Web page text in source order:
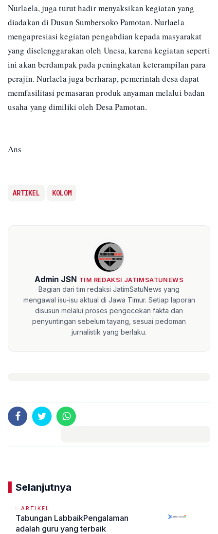
Nurlaela, juga turut hadir menyaksikan kegiatan yang
diadakan di Dusun Sumbersoko Pamotan. Nurlaela
mengapresiasi kegiatan pengabdian kepada masyarakat
yang diselenggarakan oleh Unesa, karena kegiatan seperti
ini akan berdampak pada peningkatan keterampilan para
perajin. Nurlaela juga berharap, pemerintah desa dapat
memfasilitasi pemasaran produk anyaman melalui badan
usaha yang dimiliki oleh Desa Pamotan.
Ans
ARTIKEL KOLOM
Admin JSN TIM REDAKSI JATIMSATUNEWS
Bagian dari tim redaksi JatimSatuNews yang
mengawal isu-isu aktual di Jawa Timur. Setiap laporan
disusun melalui proses pengecekan fakta dan
penyuntingan sebelum tayang, sesuai pedoman
jurnalistik yang berlaku.
Selanjutnya
ARTIKEL
Tabungan LabbaikPengalaman
adalah guru yang terbaik